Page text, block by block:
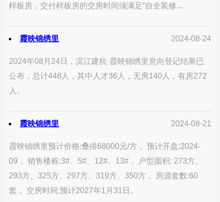
样板房，交付样板房的交房时间须满足“自全装修...
霞映锦绣里 2024-08-24
2024年08月24日，滨江建杭·霞映锦绣里意向登记结果已
公布，总计448人，其中人才36人，无房140人，有房272
人。
霞映锦绣里 2024-08-21
霞映锦绣里预计价格:叠排68000元/方， 预计开盘:2024-
09， 销售楼栋:3#、5#、12#、13#， 户型面积: 273方、
293方、325方、297方、319方、350方， 房源套数:60
套， 交房时间:预计2027年1月31日。